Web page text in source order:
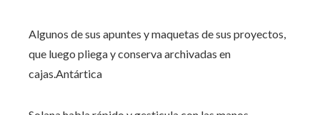
Algunos de sus apuntes y maquetas de sus proyectos,
que luego pliega y conserva archivadas en
cajas.Antártica